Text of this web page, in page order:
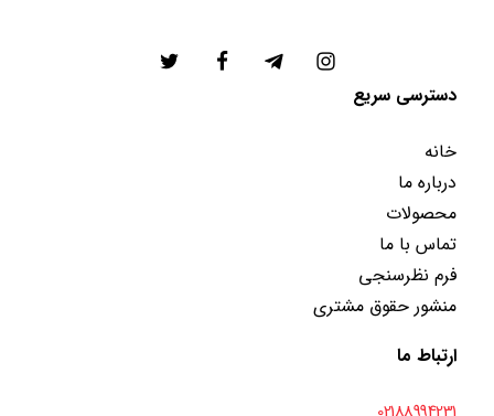
دسترسی سریع
خانه
درباره ما
محصولات
تماس با ما
فرم نظرسنجی
منشور حقوق مشتری
ارتباط ما